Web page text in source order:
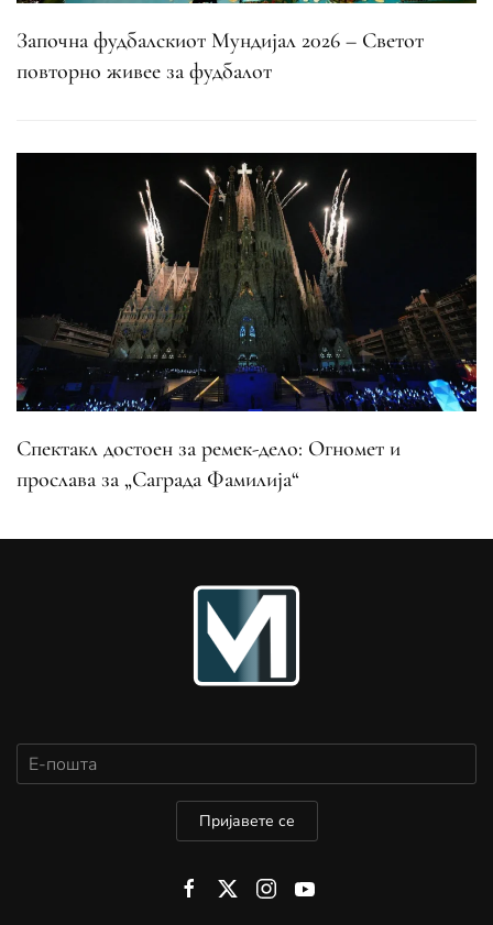
Започна фудбалскиот Мундијал 2026 – Светот
повторно живее за фудбалот
Спектакл достоен за ремек-дело: Огномет и
прослава за „Саграда Фамилија“
Пријавете се